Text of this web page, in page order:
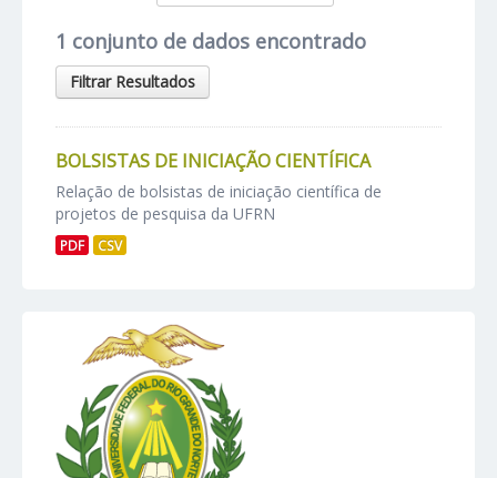
1 conjunto de dados encontrado
Filtrar Resultados
BOLSISTAS DE INICIAÇÃO CIENTÍFICA
Relação de bolsistas de iniciação científica de
projetos de pesquisa da UFRN
PDF CSV